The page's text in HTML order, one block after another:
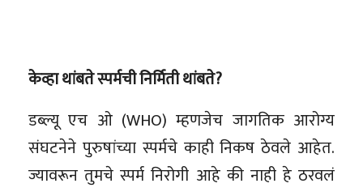
केव्हा थांबते स्पर्मची निर्मिती थांबते?
डब्ल्यू एच ओ (WHO) म्हणजेच जागतिक आरोग्य
संघटनेने पुरुषांच्या स्पर्मचे काही निकष ठेवले आहेत.
ज्यावरून तुमचे स्पर्म निरोगी आहे की नाही हे ठरवलं